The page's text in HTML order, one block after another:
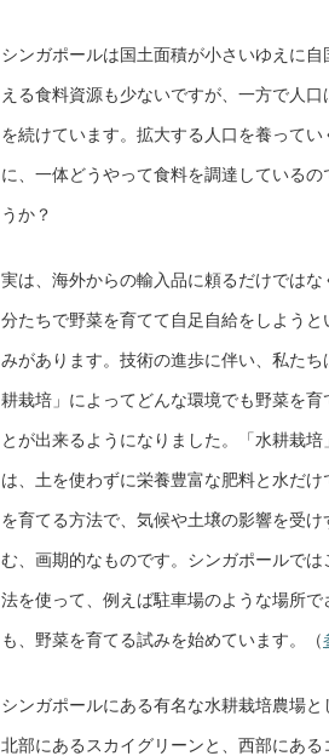
シンガポールは国土面積が小さいゆえに自
える食料資源も少ないですが、一方で人口
を続けています。拡大する人口を養ってい
に、一体どうやって食料を調達しているの
うか？
実は、海外からの輸入品に頼るだけではな
分たちで野菜を育てて自足自給をしようと
みがあります。技術の進歩に伴い、私たち
耕栽培」によってどんな環境でも野菜を育
とが出来るようになりました。「水耕栽培
は、土を使わずに栄養豊富な肥料と水だけ
を育てる方法で、気候や土壌の影響を受け
む、画期的なものです。シンガポールでは
法を使って、例えば駐車場のような場所で
も、野菜を育てる試みを始めています。（
シンガポールにある有名な水耕栽培農場と
北部にあるスカイグリーンと、西部にある